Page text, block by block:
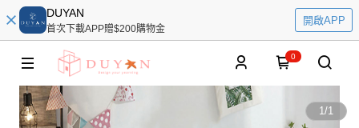
DUYAN
首次下載APP贈$200購物金
開啟APP
0
1/1